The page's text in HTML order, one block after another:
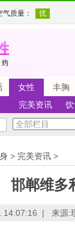
女性 丰胸
完美资讯
> 完美资讯 >
邯郸维多
14:07:16 | 来源: